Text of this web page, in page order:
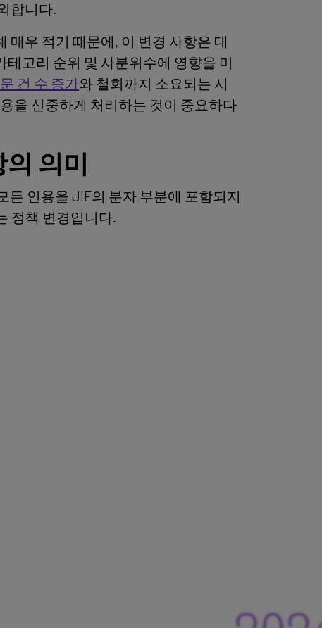
합니다.
매우 적기 때문에, 이 변경 사항은 대
테고리 순위 및 사분위수에 영향을 미
건 수 증가와 철회까지 소요되는 시
을 신중하게 처리하는 것이 중요하다
의 의미
든 인용을 JIF의 분자 부분에 포함되지
정책 변경입니다.